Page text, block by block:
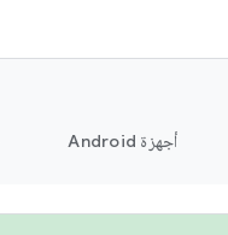
أجهزة Android